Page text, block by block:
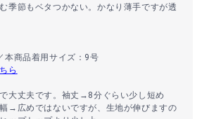
季節もベタつかない。かなり薄手ですが透
商品着用サイズ：9号
ら
で大丈夫です。袖丈→8分ぐらい少し短め
→広めではないですが、生地が伸びますの